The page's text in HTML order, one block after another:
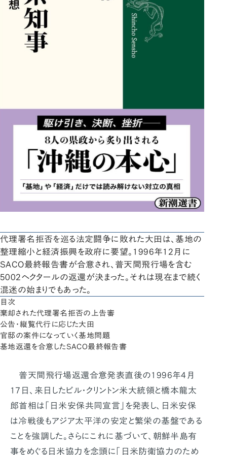
代理署名拒否を巡る法定闘争に敗れた大田は、基地の
整理縮小と経済振興を政府に要望。1996年12月に
SACO最終報告書が合意され、普天間飛行場を含む
5002ヘクタールの返還が決まった。それは現在まで続く
混迷の始まりでもあった。
目次
棄却された代理署名拒否の上告審
公告・縦覧代行に応じた大田
官邸の案件になっていく基地問題
基地返還を合意したSACO最終報告書
普天間飛行場返還合意発表直後の1996年4月
17日、来日したビル・クリントン米大統領と橋本龍太
郎首相は「日米安保共同宣言」を発表し、日米安保
は冷戦後もアジア太平洋の安定と繁栄の基盤である
ことを強調した。さらにこれに基づいて、朝鮮半島有
事をめぐる日米協力を念頭に「日米防衛協力のため